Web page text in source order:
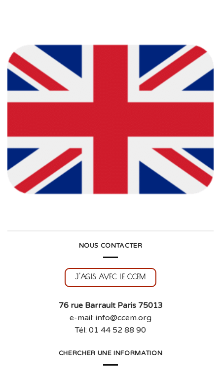
NOUS CONTACTER
J'AGIS AVEC LE CCEM
76 rue Barrault Paris 75013
e-mail: info@ccem.org
Tél: 01 44 52 88 90
CHERCHER UNE INFORMATION